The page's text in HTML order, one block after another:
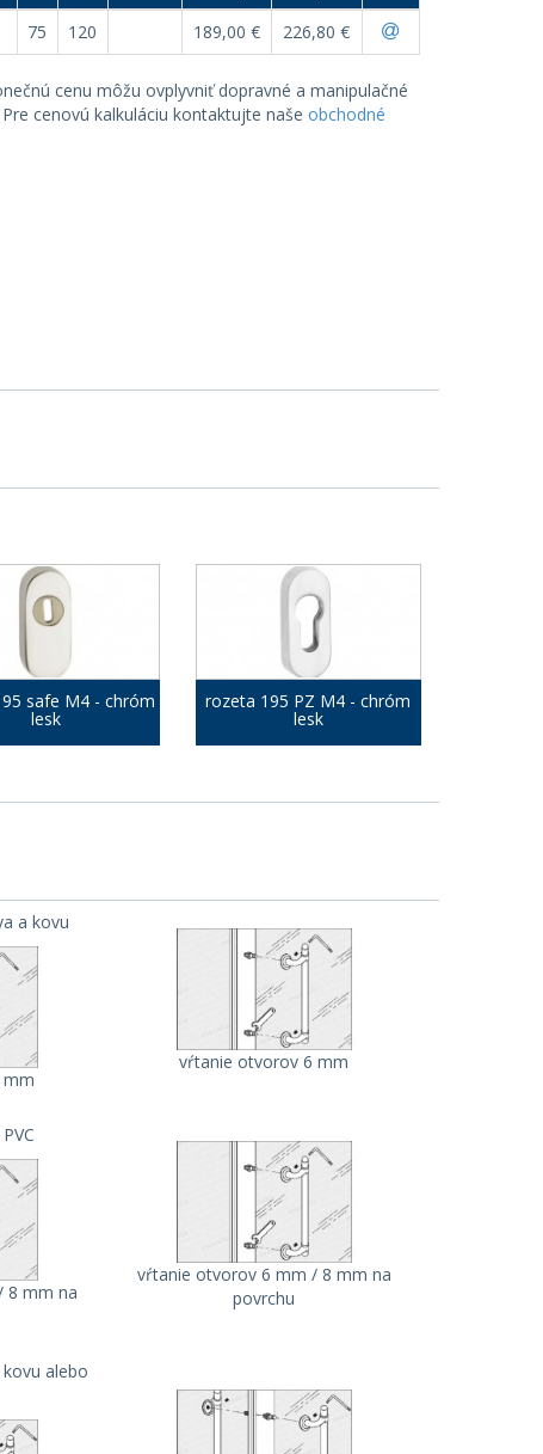
75 120 189,00 € 226,80 €
cenu môžu ovplyvniť dopravné a manipulačné
cenovú kalkuláciu kontaktujte naše obchodné
safe M4 - chróm
lesk
rozeta 195 PZ M4 - chróm
lesk
a kovu
vŕtanie otvorov 6 mm
8 mm na
vŕtanie otvorov 6 mm / 8 mm na
povrchu
alebo